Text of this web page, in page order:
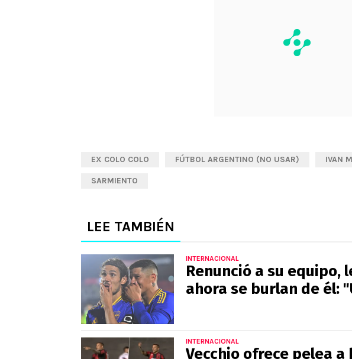
EX COLO COLO FÚTBOL ARGENTINO (NO USAR) IVAN
SARMIENTO
LEE TAMBIÉN
INTERNACIONAL
Renunció a su equipo,
ahora se burlan de él:
INTERNACIONAL
Vecchio ofrece pelea